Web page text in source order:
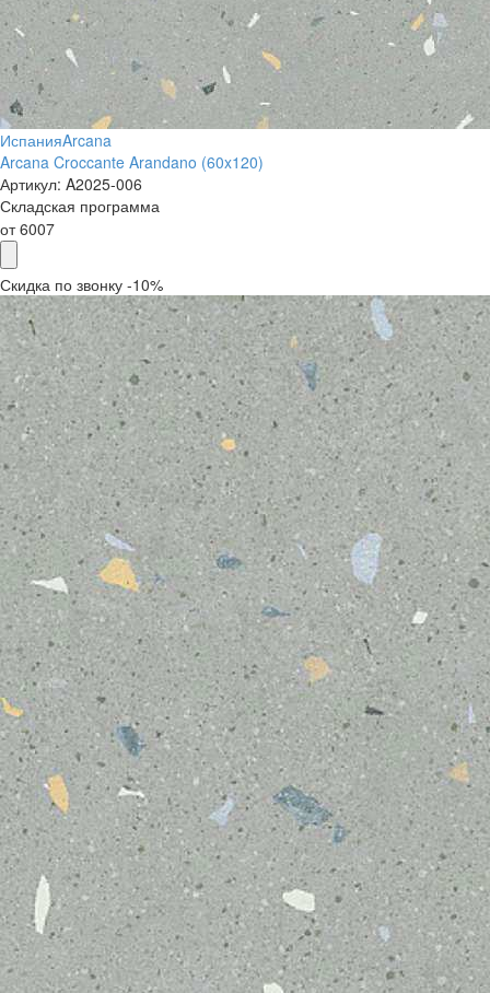
ИспанияArcana
Arcana Croccante Arandano (60x120)
Артикул: A2025-006
Складская программа
от6007
Скидка по звонку -10%